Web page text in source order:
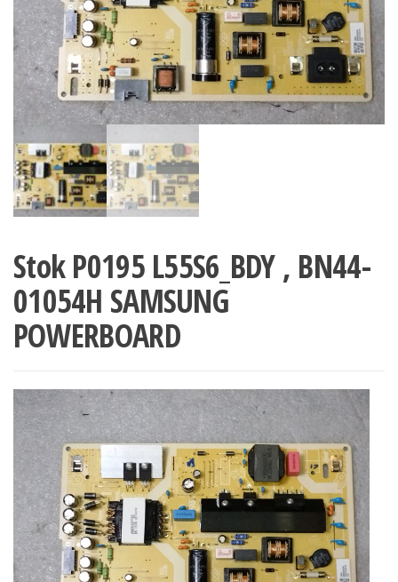
Stok P0195 L55S6_BDY , BN44-
01054H SAMSUNG
POWERBOARD